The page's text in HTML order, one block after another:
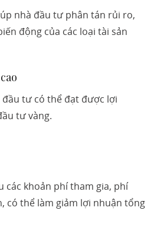
nhà đầu tư phân tán rủi ro,
động của các loại tài sản
đầu tư có thể đạt được lợi
tư vàng.
các khoản phí tham gia, phí
có thể làm giảm lợi nhuận tổng